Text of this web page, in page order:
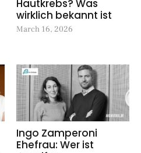
Hautkrebs? Was
wirklich bekannt ist
March 16, 2026
Ingo Zamperoni
Ehefrau: Wer ist